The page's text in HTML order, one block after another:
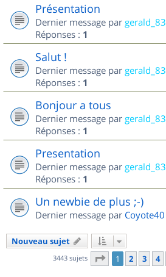
Présentation
Dernier message par gerald_83
Réponses : 1
Salut !
Dernier message par gerald_83
Réponses : 1
Bonjour a tous
Dernier message par gerald_83
Réponses : 1
Presentation
Dernier message par gerald_83
Réponses : 1
Un newbie de plus ;-)
Dernier message par Coyote40
Nouveau sujet
3443 sujets Page 1sur 115
1 2 3 4